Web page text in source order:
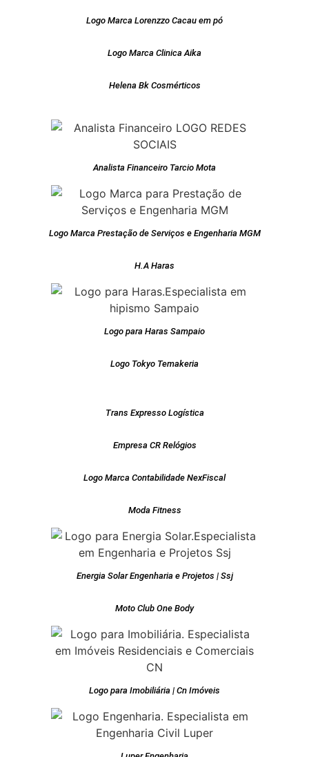
Logo Marca Lorenzzo Cacau em pó
Logo Marca Clinica Aika
Helena Bk Cosmérticos
Analista Financeiro Tarcio Mota
Logo Marca Prestação de Serviços e Engenharia MGM
H.A Haras
Logo para Haras Sampaio
Logo Tokyo Temakeria
Trans Expresso Logística
Empresa CR Relógios
Logo Marca Contabilidade NexFiscal
Moda Fitness
Energia Solar Engenharia e Projetos | Ssj
Moto Club One Body
Logo para Imobiliária | Cn Imóveis